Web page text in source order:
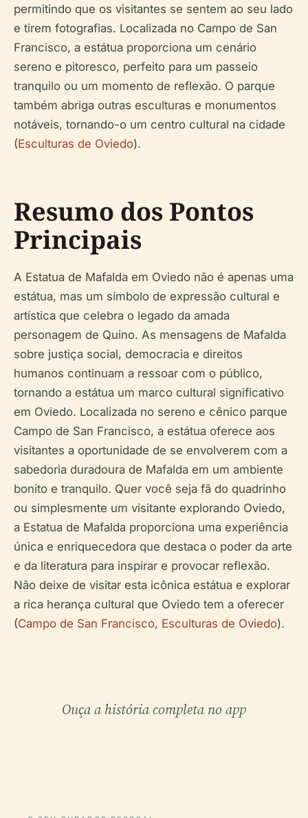
permitindo que os visitantes se sentem ao seu lado
e tirem fotografias. Localizada no Campo de San
Francisco, a estátua proporciona um cenário
sereno e pitoresco, perfeito para um passeio
tranquilo ou um momento de reflexão. O parque
também abriga outras esculturas e monumentos
notáveis, tornando-o um centro cultural na cidade
(Esculturas de Oviedo).
Resumo dos Pontos
Principais
A Estatua de Mafalda em Oviedo não é apenas uma
estátua, mas um símbolo de expressão cultural e
artística que celebra o legado da amada
personagem de Quino. As mensagens de Mafalda
sobre justiça social, democracia e direitos
humanos continuam a ressoar com o público,
tornando a estátua um marco cultural significativo
em Oviedo. Localizada no sereno e cênico parque
Campo de San Francisco, a estátua oferece aos
visitantes a oportunidade de se envolverem com a
sabedoria duradoura de Mafalda em um ambiente
bonito e tranquilo. Quer você seja fã do quadrinho
ou simplesmente um visitante explorando Oviedo,
a Estatua de Mafalda proporciona uma experiência
única e enriquecedora que destaca o poder da arte
e da literatura para inspirar e provocar reflexão.
Não deixe de visitar esta icônica estátua e explorar
a rica herança cultural que Oviedo tem a oferecer
(Campo de San Francisco, Esculturas de Oviedo).
Ouça a história completa no app